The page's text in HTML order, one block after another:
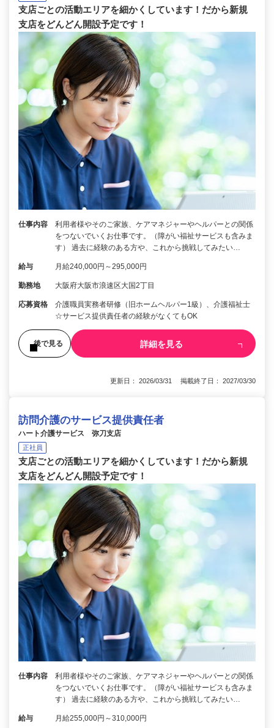
支店ごとの活動エリアを細かくしています！だから新規
支店をどんどん開設予定です！
仕事内容
利用者様やそのご家族、ケアマネジャーやヘルパーとの関係
をつないでいくお仕事です。（障がい福祉サービスも含みま
す） 過去に経験のある方や、これから挑戦してみたい…
給与 月給240,000円～295,000円
勤務地 大阪府大阪市浪速区大国2丁目
応募資格
介護職員実務者研修（旧ホームヘルパー1級）、介護福祉士
☆サービス提供責任者の経験がなくてもOK
後で見る 詳細を見る
更新日： 2026/03/31 掲載終了日： 2027/03/30
訪問介護のサービス提供責任者
ハート介護サービス 弥刀支店
正社員
支店ごとの活動エリアを細かくしています！だから新規
支店をどんどん開設予定です！
仕事内容
利用者様やそのご家族、ケアマネジャーやヘルパーとの関係
をつないでいくお仕事です。（障がい福祉サービスも含みま
す） 過去に経験のある方や、これから挑戦してみたい…
給与 月給255,000円～310,000円